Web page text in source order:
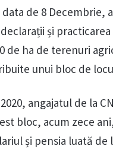
data de 8
și
de ha de terenuri
unui bloc de
angajatul de la
bloc, acum zece
și pensia luată